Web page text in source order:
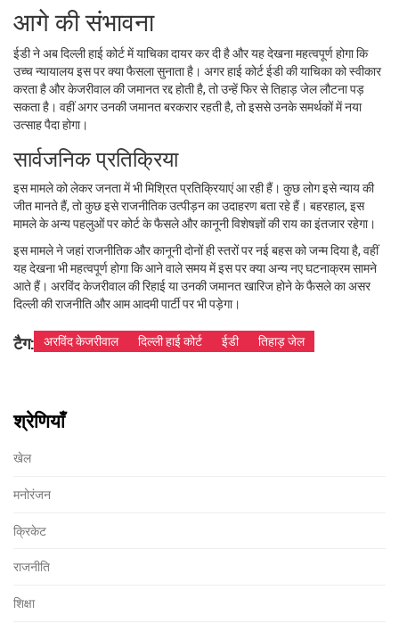
आगे की संभावना
ईडी ने अब दिल्ली हाई कोर्ट में याचिका दायर कर दी है और यह देखना महत्वपूर्ण होगा कि
उच्च न्यायालय इस पर क्या फैसला सुनाता है। अगर हाई कोर्ट ईडी की याचिका को स्वीकार
करता है और केजरीवाल की जमानत रद्द होती है, तो उन्हें फिर से तिहाड़ जेल लौटना पड़
सकता है। वहीं अगर उनकी जमानत बरकरार रहती है, तो इससे उनके समर्थकों में नया
उत्साह पैदा होगा।
सार्वजनिक प्रतिक्रिया
इस मामले को लेकर जनता में भी मिश्रित प्रतिक्रियाएं आ रही हैं। कुछ लोग इसे न्याय की
जीत मानते हैं, तो कुछ इसे राजनीतिक उत्पीड़न का उदाहरण बता रहे हैं। बहरहाल, इस
मामले के अन्य पहलुओं पर कोर्ट के फैसले और कानूनी विशेषज्ञों की राय का इंतजार रहेगा।
इस मामले ने जहां राजनीतिक और कानूनी दोनों ही स्तरों पर नई बहस को जन्म दिया है, वहीं
यह देखना भी महत्वपूर्ण होगा कि आने वाले समय में इस पर क्या अन्य नए घटनाक्रम सामने
आते हैं। अरविंद केजरीवाल की रिहाई या उनकी जमानत खारिज होने के फैसले का असर
दिल्ली की राजनीति और आम आदमी पार्टी पर भी पड़ेगा।
टैग: अरविंद केजरीवाल दिल्ली हाई कोर्ट ईडी तिहाड़ जेल
श्रेणियाँ
खेल
मनोरंजन
क्रिकेट
राजनीति
शिक्षा